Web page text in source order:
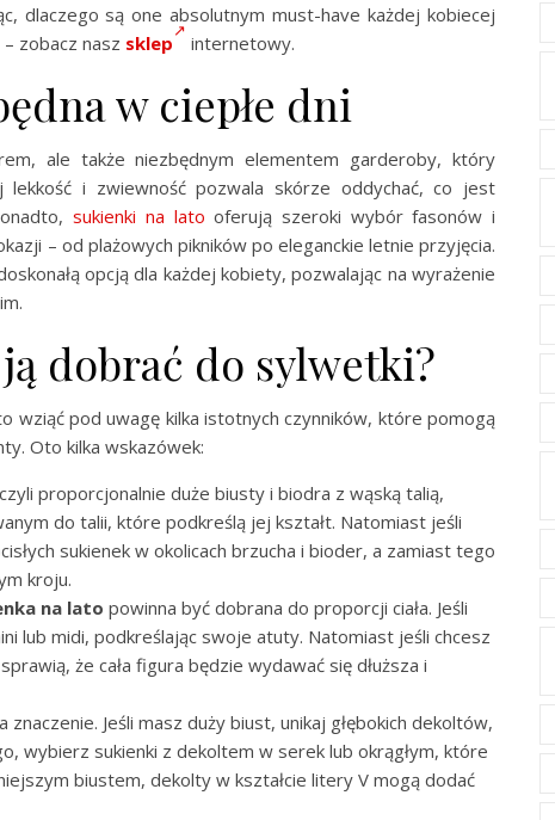
dlaczego są one absolutnym must-have każdej kobiecej
zobacz nasz sklep internetowy.
w ciepłe dni
ale także niezbędnym elementem garderoby, który
i zwiewność pozwala skórze oddychać, co jest
sukienki na lato oferują szeroki wybór fasonów i
– od plażowych pikników po eleganckie letnie przyjęcia.
opcją dla każdej kobiety, pozwalając na wyrażenie
dobrać do sylwetki?
wziąć pod uwagę kilka istotnych czynników, które pomogą
Oto kilka wskazówek:
proporcjonalnie duże biusty i biodra z wąską talią,
do talii, które podkreślą jej kształt. Natomiast jeśli
sukienek w okolicach brzucha i bioder, a zamiast tego
kroju.
na lato powinna być dobrana do proporcji ciała. Jeśli
lub midi, podkreślając swoje atuty. Natomiast jeśli chcesz
że cała figura będzie wydawać się dłuższa i
Jeśli masz duży biust, unikaj głębokich dekoltów,
wybierz sukienki z dekoltem w serek lub okrągłym, które
biustem, dekolty w kształcie litery V mogą dodać